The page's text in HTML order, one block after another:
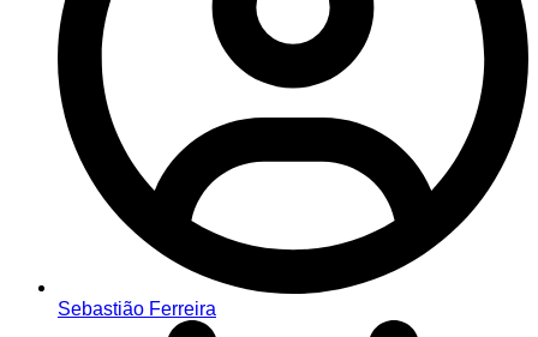
Sebastião Ferreira